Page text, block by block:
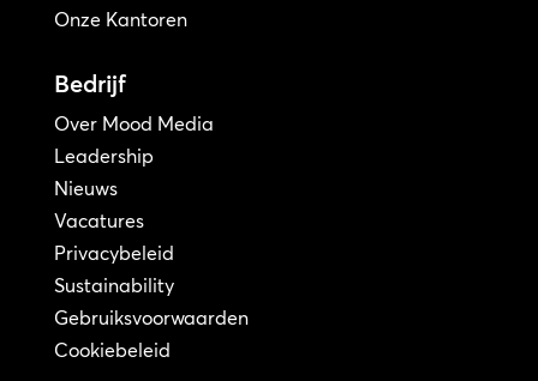
Onze Kantoren
Bedrijf
Over Mood Media
Leadership
Nieuws
Vacatures
Privacybeleid
Sustainability
Gebruiksvoorwaarden
Cookiebeleid